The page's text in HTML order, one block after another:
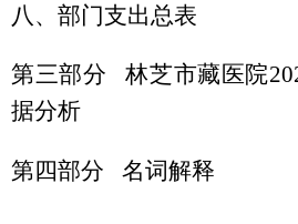
八、部门支出总表
第三部分 林芝市藏医院
据分析
第四部分 名词解释